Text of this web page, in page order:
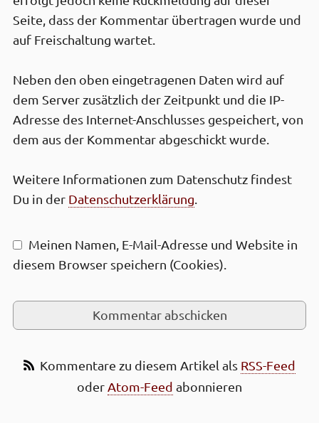
Seite, dass der Kommen­tar über­tragen wurde und
auf Frei­schaltung wartet.
Neben den oben einge­tragenen Daten wird auf
dem Server zusätz­lich der Zeit­punkt und die IP-
Adresse des Internet-Anschlusses gespei­chert, von
dem aus der Kommen­tar abge­schickt wurde.
Weitere Infor­mationen zum Daten­schutz findest
Du in der Daten­schutz­erklärung.
Meinen Namen, E-Mail-Adresse und Web­site in
diesem Browser speichern (Cookies).
Kommentare zu diesem Artikel als RSS-Feed
oderAtom-Feed abonnieren